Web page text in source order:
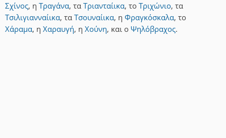
Σχίνος, η Τραγάνα, τα Τριανταίικα, το Τριχώνιο, τα
Τσιλιγιανναίικα, τα Τσουναίικα, η Φραγκόσκαλα, το
Χάραμα, η Χαραυγή, η Χούνη, και ο Ψηλόβραχος.